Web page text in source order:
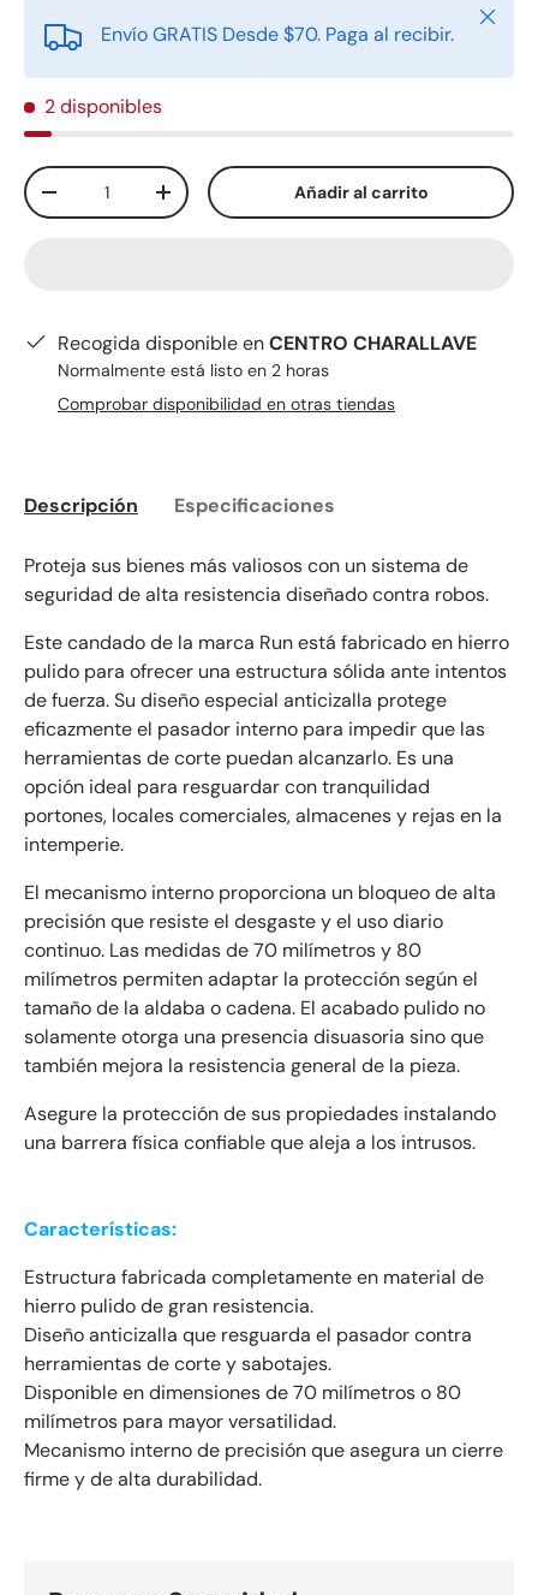
Envío GRATIS Desde $70. Paga al recibir.
Cerrar
2 disponibles
Cant.
-
+ Añadir al carrito
Recogida disponible enCENTRO CHARALLAVE
Normalmente está listo en 2 horas
Comprobar disponibilidad en otras tiendas
Descripción Especificaciones
Proteja sus bienes más valiosos con un sistema de
seguridad de alta resistencia diseñado contra robos.
Este candado de la marca Run está fabricado en hierro
pulido para ofrecer una estructura sólida ante intentos
de fuerza. Su diseño especial anticizalla protege
eficazmente el pasador interno para impedir que las
herramientas de corte puedan alcanzarlo. Es una
opción ideal para resguardar con tranquilidad
portones, locales comerciales, almacenes y rejas en la
intemperie.
El mecanismo interno proporciona un bloqueo de alta
precisión que resiste el desgaste y el uso diario
continuo. Las medidas de 70 milímetros y 80
milímetros permiten adaptar la protección según el
tamaño de la aldaba o cadena. El acabado pulido no
solamente otorga una presencia disuasoria sino que
también mejora la resistencia general de la pieza.
Asegure la protección de sus propiedades instalando
una barrera física confiable que aleja a los intrusos.
Características:
Estructura fabricada completamente en material de
hierro pulido de gran resistencia.
Diseño anticizalla que resguarda el pasador contra
herramientas de corte y sabotajes.
Disponible en dimensiones de 70 milímetros o 80
milímetros para mayor versatilidad.
Mecanismo interno de precisión que asegura un cierre
firme y de alta durabilidad.